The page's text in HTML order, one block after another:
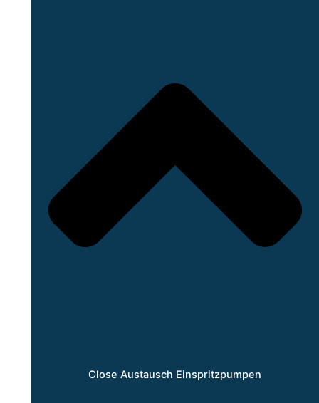
Close Austausch Einspritzpumpen